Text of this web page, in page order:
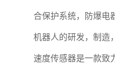
合保护系统，防爆电
机器人的研发，制造
速度传感器是一款致